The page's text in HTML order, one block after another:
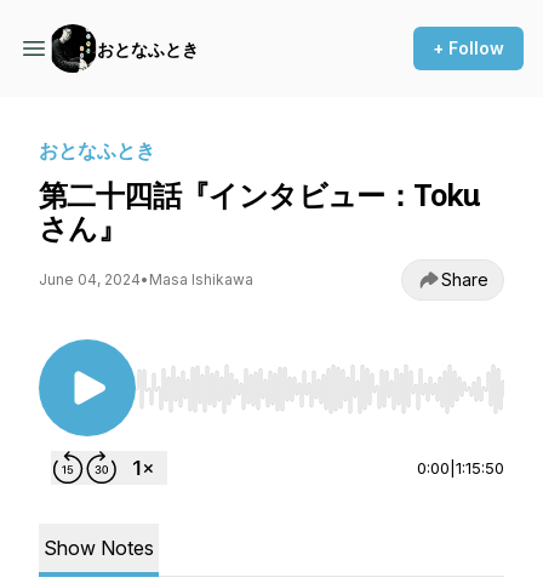
おとなふとき + Follow
おとなふとき
第二十四話『インタビュー：Toku
さん』
June 04, 2024• Masa Ishikawa Share
Use Left/Right to seek, Home/End to jump to
0:00 1:15:50
Show Notes